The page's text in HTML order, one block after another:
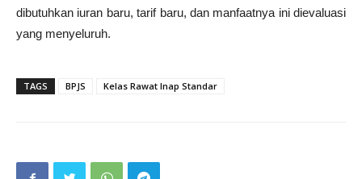
dibutuhkan iuran baru, tarif baru, dan manfaatnya ini dievaluasi
yang menyeluruh.
TAGS BPJS Kelas Rawat Inap Standar